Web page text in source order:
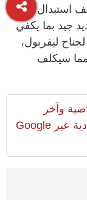
استبدال
جيد بما يكفي
ليفربول،
مما سيكلف
وآخر
المستجدات السياسية والإقتصادية عبر Google